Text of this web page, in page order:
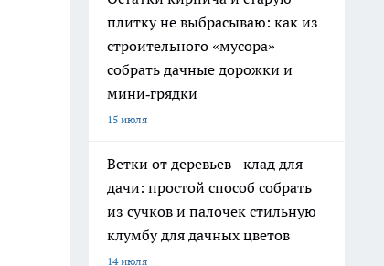
плитку не выбрасываю: как из
строительного «мусора»
собрать дачные дорожки и
мини‑грядки
15 июля
Ветки от деревьев - клад для
дачи: простой способ собрать
из сучков и палочек стильную
клумбу для дачных цветов
14 июля